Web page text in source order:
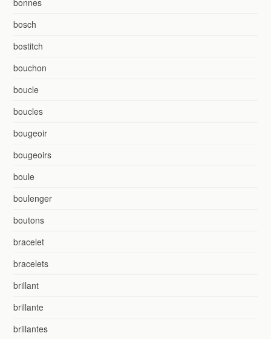
bosch
bostitch
bouchon
boucle
boucles
bougeoir
bougeoirs
boule
boulenger
boutons
bracelet
bracelets
brillant
brillante
brillantes